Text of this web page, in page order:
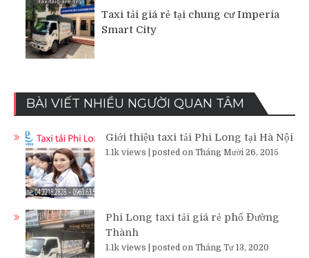
Taxi tải giá rẻ tại chung cư Imperia
Smart City
BÀI VIẾT NHIỀU NGƯỜI QUAN TÂM
Giới thiệu taxi tải Phi Long tại Hà Nội
1.1k views posted on Tháng Mười 26, 2015
Phi Long taxi tải giá rẻ phố Đường
Thành
1.1k views posted on Tháng Tư 13, 2020